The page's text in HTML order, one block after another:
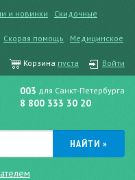
и новинки
Скидочные
Скорая помощь
Медицинское
Корзина пуста Войти
003 для Санкт-Петербурга
8 800 333 30 20